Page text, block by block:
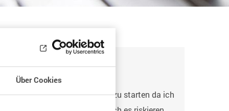
Über Cookies
und habe jetzt Angst zu starten da ich